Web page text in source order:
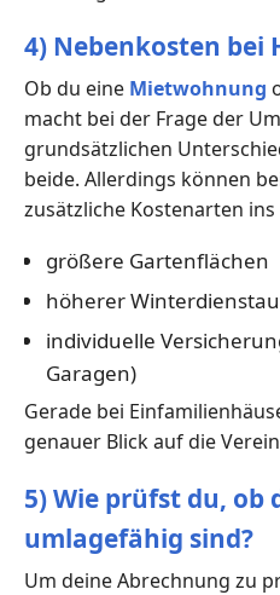
4) Nebenkosten bei
Ob du eine Mietwohnung
macht bei der Frage der
grundsätzlichen
beide. Allerdings können
zusätzliche Kostenarten
größere Gartenflächen
höherer
individuelle
Garagen)
Gerade bei
genauer Blick auf die
5) Wie prüfst du, ob
umlagefähig sind?
Um deine Abrechnung zu